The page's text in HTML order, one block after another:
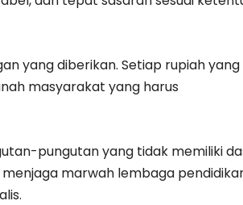
yang diberikan. Setiap rupiah yang
masyarakat yang harus
pungutan yang tidak memiliki
marwah lembaga